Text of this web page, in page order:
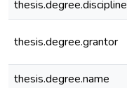
thesis.degree.discipline
thesis.degree.grantor
thesis.degree.name